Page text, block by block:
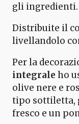
gli ingredienti.
Distribuite il
livellandolo
Per la
integrale ho
olive nere e
tipo sottiletta,
fresco e un